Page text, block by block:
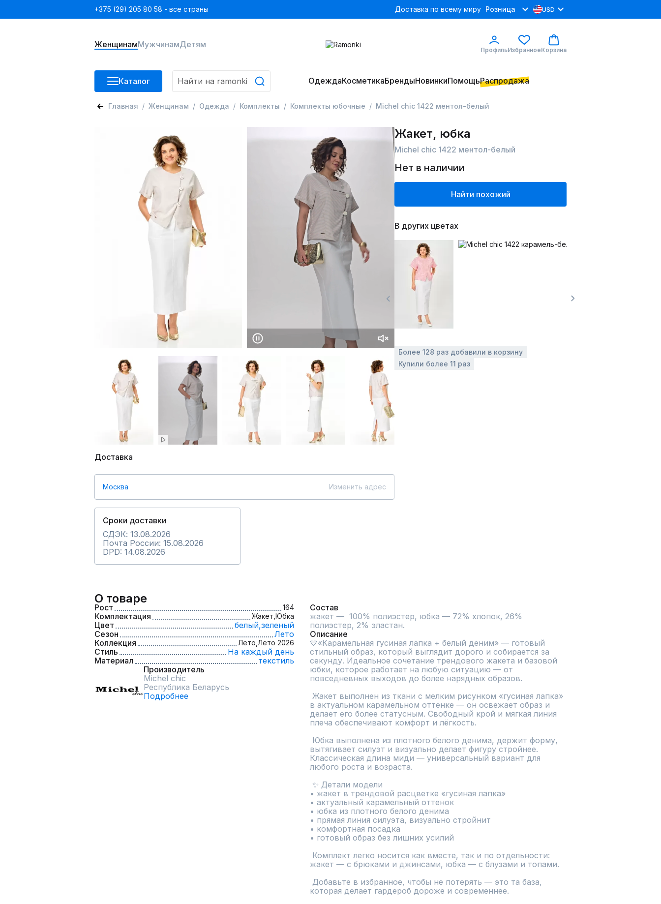
+375 (29) 205 80 58 - все страны Доставка по всему миру Розница USD
ЖенщинамМужчинамДетям
ПрофильИзбранноеКорзина
Каталог ОдеждаКосметикаБрендыНовинкиПомощьРаспродажа
Главная Женщинам Одежда Комплекты Комплекты юбочные Michel chic 1422 ментол-белый
Доставка
Москва Изменить адрес
Сроки доставки
СДЭК: 13.08.2026
Почта России: 15.08.2026
DPD: 14.08.2026
Жакет, юбка
Michel chic 1422 ментол-белый
Нет в наличии
Найти похожий
В других цветах
Более 128 раз добавили в корзину
Купили более 11 раз
О товаре
Рост 164
Комплектация Жакет, Юбка
Цвет белый,зеленый
Сезон
Лето
Коллекция
Лето, Лето 2026
Стиль
На каждый день
Материал
текстиль
Производитель
Michel chic
Республика Беларусь
Подробнее
Состав
жакет —  100% полиэстер, юбка — 72% хлопок, 26%
полиэстер, 2% эластан.
Описание
💛«Карамельная гусиная лапка + белый деним» — готовый
стильный образ, который выглядит дорого и собирается за
секунду. Идеальное сочетание трендового жакета и базовой
юбки, которое работает на любую ситуацию — от
повседневных выходов до более нарядных образов.
в актуальном карамельном оттенке — он освежает образ и
делает его более статусным. Свободный крой и мягкая линия
плеча обеспечивают комфорт и лёгкость.
вытягивает силуэт и визуально делает фигуру стройнее.
Классическая длина миди — универсальный вариант для
любого роста и возраста.
• жакет в трендовой расцветке «гусиная лапка»
• актуальный карамельный оттенок
• юбка из плотного белого денима
• прямая линия силуэта, визуально стройнит
• комфортная посадка
• готовый образ без лишних усилий
жакет — с брюками и джинсами, юбка — с блузами и топами.
которая делает гардероб дороже и современнее.